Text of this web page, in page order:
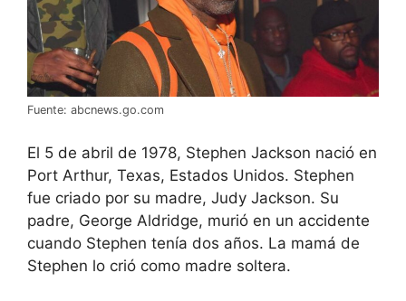
Fuente: abcnews.go.com
El 5 de abril de 1978, Stephen Jackson nació en
Port Arthur, Texas, Estados Unidos. Stephen
fue criado por su madre, Judy Jackson. Su
padre, George Aldridge, murió en un accidente
cuando Stephen tenía dos años. La mamá de
Stephen lo crió como madre soltera.